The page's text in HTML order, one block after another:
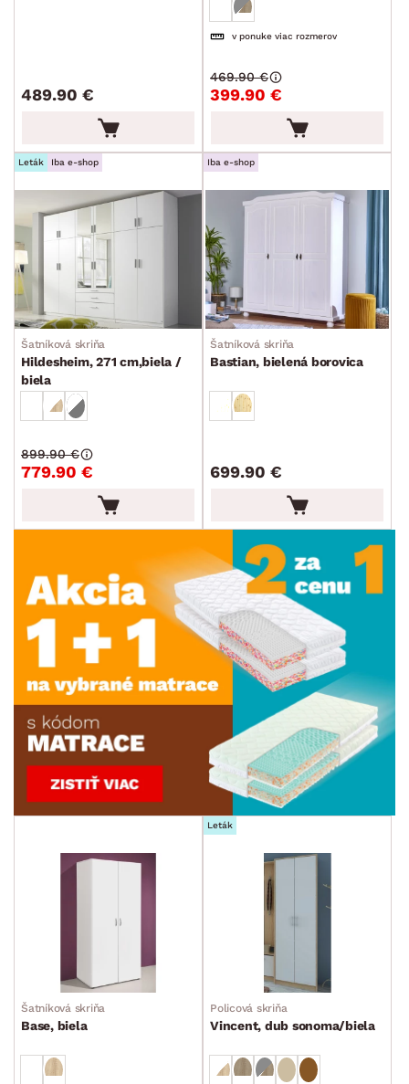
489.90 €
v ponuke viac rozmerov
399.90 €
469.90 €
Leták Iba e-shop
Šatníková skriňa
Hildesheim, 271 cm,biela /
biela
779.90 €
899.90 €
Iba e-shop
Šatníková skriňa
Bastian, bielená borovica
699.90 €
Šatníková skriňa
Base, biela
Leták
Policová skriňa
Vincent, dub sonoma/biela